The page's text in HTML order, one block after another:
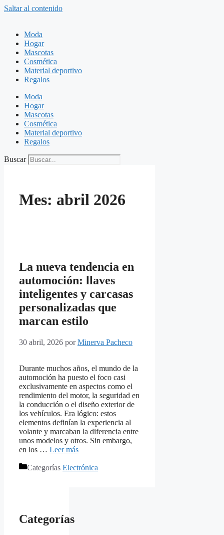
Saltar al contenido
Moda
Hogar
Mascotas
Cosmética
Material deportivo
Regalos
Moda
Hogar
Mascotas
Cosmética
Material deportivo
Regalos
Buscar
Mes: abril 2026
La nueva tendencia en
automoción: llaves
inteligentes y carcasas
personalizadas que
marcan estilo
30 abril, 2026 porMinerva Pacheco
Durante muchos años, el mundo de la
automoción ha puesto el foco casi
exclusivamente en aspectos como el
rendimiento del motor, la seguridad en
la conducción o el diseño exterior de
los vehículos. Era lógico: estos
elementos definían la experiencia al
volante y marcaban la diferencia entre
unos modelos y otros. Sin embargo,
en los … Leer más
Categorías Electrónica
Categorías